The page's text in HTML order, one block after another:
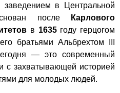
в Центральной
после
Карлового
в 1635году герцогом
братьями Альбрехтом III
— это современный
с захватывающей историей
для молодых людей.